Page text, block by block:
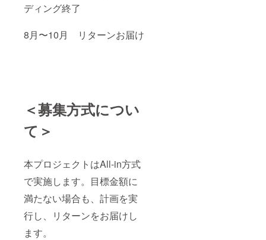
ディング終了
8月〜10月 リターンお届け
＜募集方式につい
て＞
本プロジェクトはAll-in方式
で実施します。目標金額に
満たない場合も、計画を実
行し、リターンをお届けし
ます。